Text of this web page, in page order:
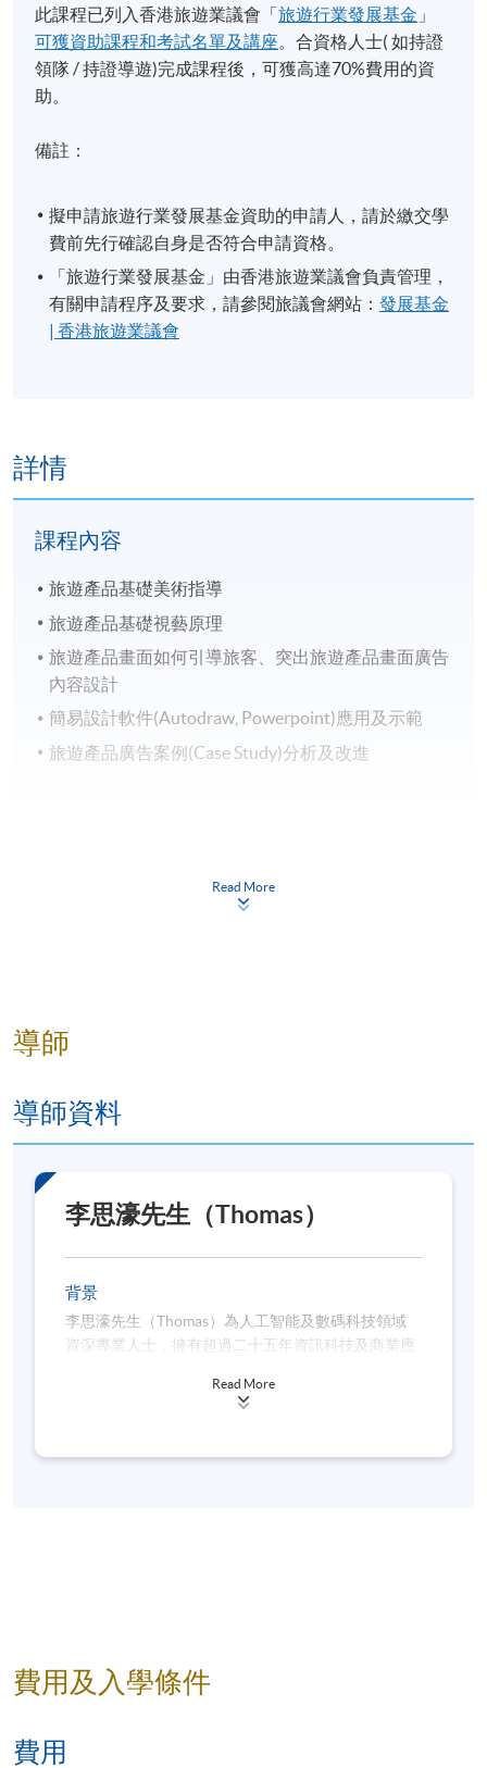
此課程已列入香港旅遊業議會「旅遊行業發展基金 」
可獲資助課程和考試名單及講座 。合資格人士( 如持證
領隊 / 持證導遊)完成課程後，可獲高達70%費用的資
助。
備註：
擬申請旅遊行業發展基金資助的申請人，請於繳交學
費前先行確認自身是否符合申請資格。
「旅遊行業發展基金」由香港旅遊業議會負責管理，
有關申請程序及要求，請參閱旅議會網站：發展基金
| 香港旅遊業議會
詳情
課程內容
旅遊產品基礎美術指導
旅遊產品基礎視藝原理
旅遊產品畫面如何引導旅客、突出旅遊產品畫面廣告
內容設計
簡易設計軟件(Autodraw, Powerpoint)應用及示範
旅遊產品廣告案例(Case Study)分析及改進
上課詳情
報名代碼 上課地點 上課日期 及 時間 截止報名
日 (星期日)
09:00-12:00
Read More
導師
導師資料
李思濠先生（Thomas）
背景
李思濠先生（Thomas）為人工智能及數碼科技領域
資深專業人士，擁有超過二十五年資訊科技及商業應
Read More
費用及入學條件
費用